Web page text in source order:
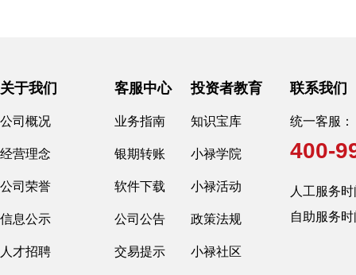
关于我们
公司概况
经营理念
公司荣誉
信息公示
人才招聘
客服中心
业务指南
银期转账
软件下载
公司公告
交易提示
投资者教育
知识宝库
小禄学院
小禄活动
政策法规
小禄社区
联系我们
统一客服：
400-
人工服务
自助服务